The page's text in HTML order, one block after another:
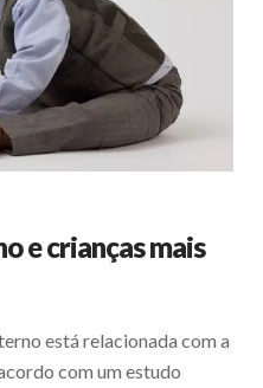
e crianças mais
está relacionada com a
com um estudo